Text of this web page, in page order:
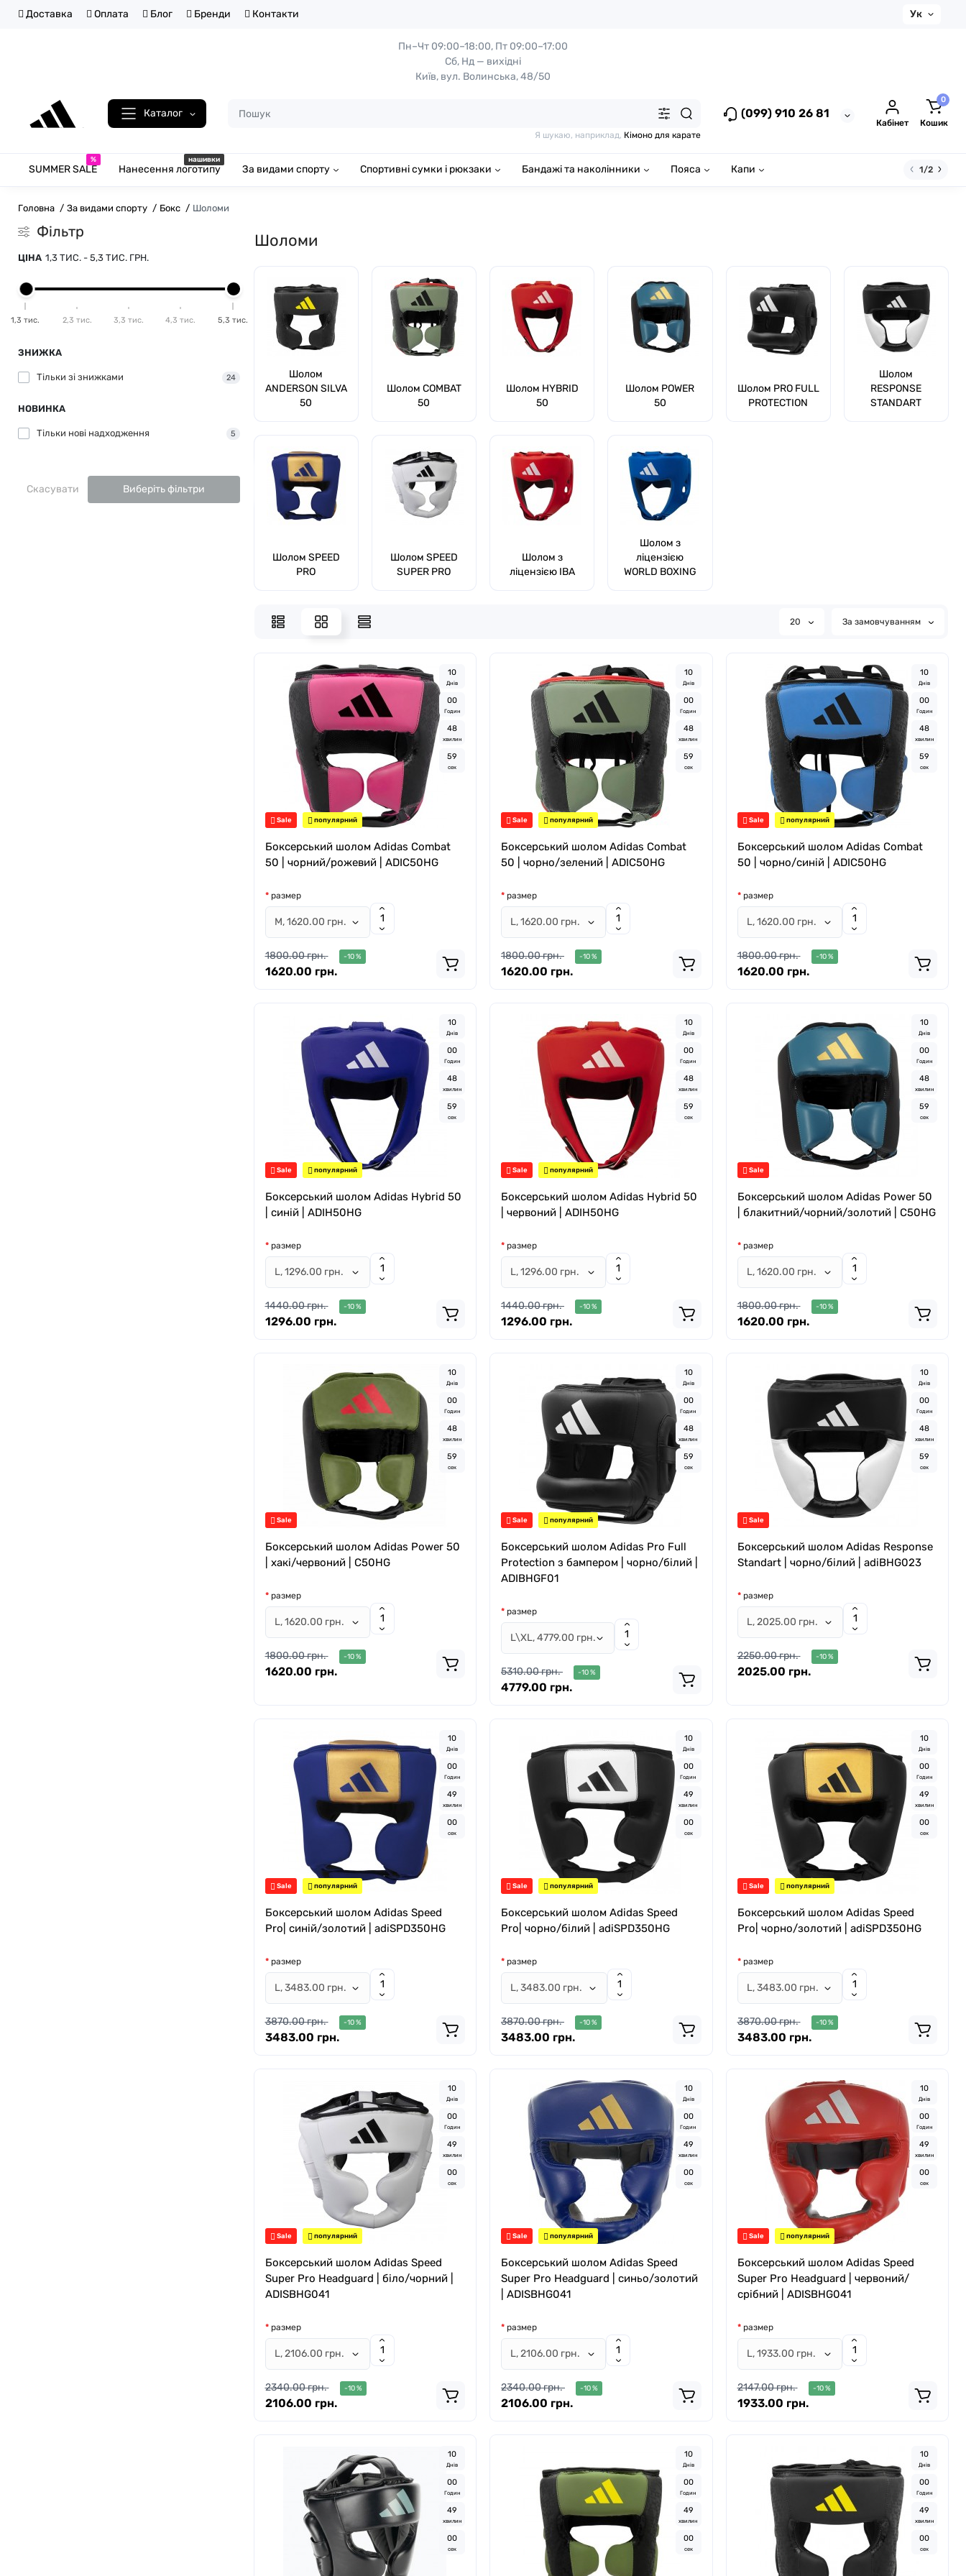
Доставка Оплата Блог Бренди Контакти Ук
Каталог
Пн–Чт 09:00–18:00, Пт 09:00–17:00
Сб, Нд — вихідні
Київ, вул. Волинська, 48/50
(099) 910 26 81
Я шукаю, наприклад, Кімоно для карате
Кабінет
0
Кошик
%
SUMMER SALE
нашивки
Нанесення логотипу За видами спорту Спортивні сумки і рюкзаки Бандажі та наколінники Пояса Капи 1/2
Головна За видами спорту Бокс Шоломи
Фільтр
1,3 ТИС. - 5,3 ТИС. ГРН.
ЦІНА
1,3 тис. 2,3 тис. 3,3 тис. 4,3 тис. 5,3 тис.
ЗНИЖКА
Тільки зі знижками 24
НОВИНКА
Тільки нові надходження 5
Скасувати Виберіть фільтри
Шоломи
Шолом
ANDERSON SILVA
50
Шолом COMBAT
50
Шолом HYBRID
50
Шолом POWER
50
Шолом PRO FULL
PROTECTION
Шолом
RESPONSE
STANDART
Шолом SPEED
PRO
Шолом SPEED
SUPER PRO
Шолом з
ліцензією IBA
Шолом з
ліцензією
WORLD BOXING
20 За замовчуванням
Sale популярний
10
Днів
00
Годин
48
хвилин
58
сек
Боксерський шолом Adidas Combat
50 | чорний/рожевий | ADIC50HG
размер
1800.00 грн. -10 %
1620.00 грн.
Sale популярний
10
Днів
00
Годин
48
хвилин
58
сек
Боксерський шолом Adidas Combat
50 | чорно/зелений | ADIC50HG
размер
1800.00 грн. -10 %
1620.00 грн.
Sale популярний
10
Днів
00
Годин
48
хвилин
58
сек
Боксерський шолом Adidas Combat
50 | чорно/синій | ADIC50HG
размер
1800.00 грн. -10 %
1620.00 грн.
Sale популярний
10
Днів
00
Годин
48
хвилин
58
сек
Боксерський шолом Adidas Hybrid 50
| синій | ADIH50HG
размер
1440.00 грн. -10 %
1296.00 грн.
Sale популярний
10
Днів
00
Годин
48
хвилин
58
сек
Боксерський шолом Adidas Hybrid 50
| червоний | ADIH50HG
размер
1440.00 грн. -10 %
1296.00 грн.
Sale
10
Днів
00
Годин
48
хвилин
58
сек
Боксерський шолом Adidas Power 50
| блакитний/чорний/золотий | C50HG
размер
1800.00 грн. -10 %
1620.00 грн.
Sale
10
Днів
00
Годин
48
хвилин
58
сек
Боксерський шолом Adidas Power 50
| хакі/червоний | C50HG
размер
1800.00 грн. -10 %
1620.00 грн.
Sale популярний
10
Днів
00
Годин
48
хвилин
58
сек
Боксерський шолом Adidas Pro Full
Protection з бампером | чорно/білий |
ADIBHGF01
размер
5310.00 грн. -10 %
4779.00 грн.
Sale
10
Днів
00
Годин
48
хвилин
58
сек
Боксерський шолом Adidas Response
Standart | чорно/білий | adiBHG023
размер
2250.00 грн. -10 %
2025.00 грн.
Sale популярний
10
Днів
00
Годин
48
хвилин
58
сек
Боксерський шолом Adidas Speed
Pro| синій/золотий | adiSPD350HG
размер
3870.00 грн. -10 %
3483.00 грн.
Sale популярний
10
Днів
00
Годин
48
хвилин
58
сек
Боксерський шолом Adidas Speed
Pro| чорно/білий | adiSPD350HG
размер
3870.00 грн. -10 %
3483.00 грн.
Sale популярний
10
Днів
00
Годин
48
хвилин
58
сек
Боксерський шолом Adidas Speed
Pro| чорно/золотий | adiSPD350HG
размер
3870.00 грн. -10 %
3483.00 грн.
Sale популярний
10
Днів
00
Годин
48
хвилин
58
сек
Боксерський шолом Adidas Speed
Super Pro Headguard | біло/чорний |
ADISBHG041
размер
2340.00 грн. -10 %
2106.00 грн.
Sale популярний
10
Днів
00
Годин
48
хвилин
58
сек
Боксерський шолом Adidas Speed
Super Pro Headguard | синьо/золотий
| ADISBHG041
размер
2340.00 грн. -10 %
2106.00 грн.
Sale популярний
10
Днів
00
Годин
48
хвилин
58
сек
Боксерський шолом Adidas Speed
Super Pro Headguard | червоний/
срібний | ADISBHG041
размер
2147.00 грн. -10 %
1933.00 грн.
10
Днів
00
Годин
48
хвилин
58
сек
10
Днів
00
Годин
48
хвилин
58
сек
10
Днів
00
Годин
48
хвилин
58
сек